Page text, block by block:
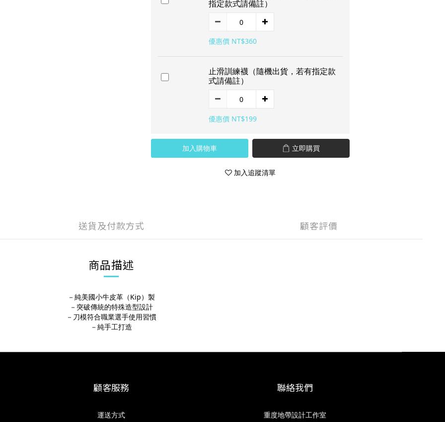
指定款式請備註）
優惠價 NT$360
止滑訓練襪（隨機出貨，若有指定款
式請備註）
優惠價 NT$199
加入購物車 立即購買
加入追蹤清單
送貨及付款方式 顧客評價
商品描述
－純美國小牛皮革（Kip）製
－突破傳統的特殊造型設計
－刀模符合職業選手使用習慣
－純手工打造
顧客服務
運送方式
聯絡我們
重度地帶設計工作室